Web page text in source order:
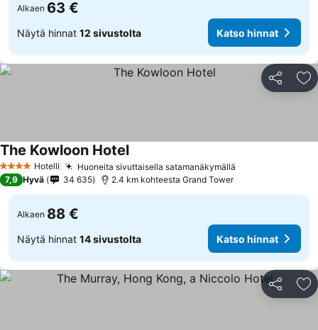
Alkaen 63 €
Näytä hinnat 12 sivustolta Katso hinnat
Jaa
4 Tähtiluokitus
Hotelli Huoneita sivuttaisella satamanäkymällä
The Kowloon Hotel
7,9 Hyvä 34 635 2.4 km kohteesta Grand Tower
Alkaen 88 €
Näytä hinnat 14 sivustolta Katso hinnat
Jaa